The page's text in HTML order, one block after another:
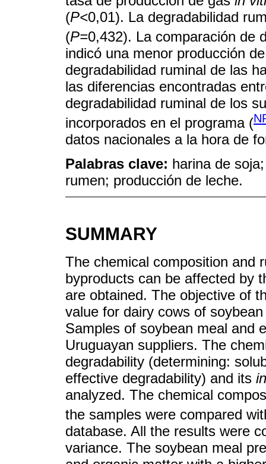
(P<0,01). La degradabilidad
(P=0,432). La comparación de
indicó una menor producción
degradabilidad ruminal de las
las diferencias encontradas
degradabilidad ruminal de los
incorporados en el programa (
datos nacionales a la hora de
Palabras clave: harina de
rumen; producción de leche.
SUMMARY
The chemical composition and
byproducts can be affected by
are obtained. The objective of
value for dairy cows of
Samples of soybean meal and
Uruguayan suppliers. The
degradability (determining:
effective degradability) and its
analyzed. The chemical
the samples were compared
database. All the results were
variance. The soybean meal